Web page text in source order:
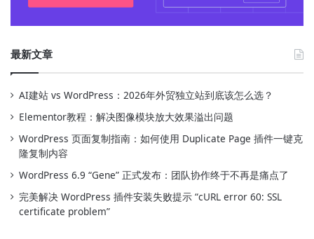
最新文章
AI建站 vs WordPress：2026年外贸独立站到底该怎么选？
Elementor教程：解决图像模块放大效果溢出问题
WordPress 页面复制指南：如何使用 Duplicate Page 插件一键克
隆复制内容
WordPress 6.9 “Gene” 正式发布：团队协作终于不再是痛点了
完美解决 WordPress 插件安装失败提示 “cURL error 60: SSL
certificate problem”